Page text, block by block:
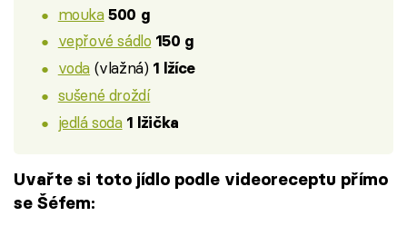
mouka 500 g
vepřové sádlo 150 g
voda (vlažná) 1 lžíce
sušené droždí
jedlá soda 1 lžička
Uvařte si toto jídlo podle videoreceptu přímo
se Šéfem: